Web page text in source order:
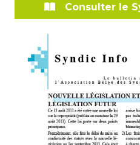
Consulter le